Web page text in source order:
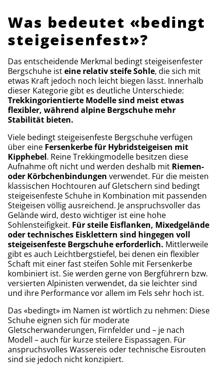
Was bedeutet «bedingt
steigeisenfest»?
Das entscheidende Merkmal bedingt steigeisenfester
Bergschuhe isteine relativ steife Sohle, die sich mit
etwas Kraft jedoch noch leicht biegen lässt. Innerhalb
dieser Kategorie gibt es deutliche Unterschiede:
Trekkingorientierte Modelle sind meist etwas
flexibler, während alpine Bergschuhe mehr
Stabilität bieten.
Viele bedingt steigeisenfeste Bergschuhe verfügen
über eine Fersenkerbe für Hybridsteigeisen mit
Kipphebel. Reine Trekkingmodelle besitzen diese
Aufnahme oft nicht und werden deshalb mit Riemen-
oder Körbchenbindungen verwendet. Für die meisten
klassischen Hochtouren auf Gletschern sind bedingt
steigeisenfeste Schuhe in Kombination mit passenden
Steigeisen völlig ausreichend. Je anspruchsvoller das
Gelände wird, desto wichtiger ist eine hohe
Sohlensteifigkeit. Für steile Eisflanken, Mixedgelände
oder technisches Eisklettern sind hingegen voll
steigeisenfeste Bergschuhe erforderlich. Mittlerweile
gibt es auch Leichtbergstiefel, bei denen ein flexibler
Schaft mit einer fast steifen Sohle mit Fersenkerbe
kombiniert ist. Sie werden gerne von Bergführern bzw.
versierten Alpinisten verwendet, da sie leichter sind
und ihre Performance vor allem im Fels sehr hoch ist.
Das «bedingt» im Namen ist wörtlich zu nehmen: Diese
Schuhe eignen sich für moderate
Gletscherwanderungen, Firnfelder und – je nach
Modell – auch für kurze steilere Eispassagen. Für
anspruchsvolles Wassereis oder technische Eisrouten
sind sie jedoch nicht konzipiert.